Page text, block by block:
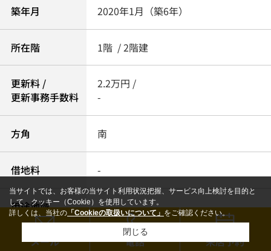
築年月 2020年1月（築6年）
所在階 1階 / 2階建
更新料 /
更新事務手数料
2.2万円 /
-
方角 南
借地料 -
用途地域 -
総戸数 -
メール 電話 来店予約
当サイトでは、お客様の当サイト利用状況把握、サービス向上検討を目的と
して、クッキー（Cookie）を使用しています。
詳しくは、当社の 「Cookieの取扱いについて」 をご確認ください。
閉じる